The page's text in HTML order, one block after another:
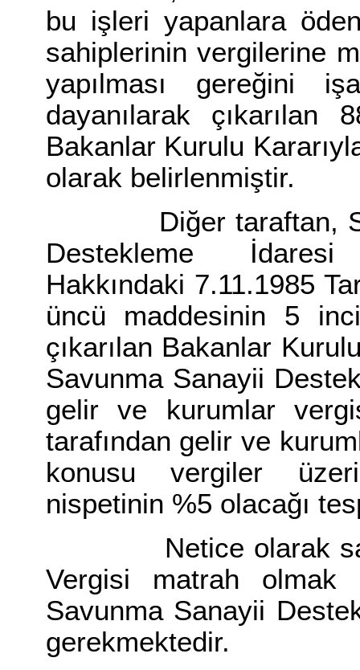
bu işleri yapanlara
sahiplerinin vergilerine
yapılması gereğini
dayanılarak çıkarılan
Bakanlar Kurulu
olarak belirlenmiştir.
Diğer taraftan,
Destekleme İdaresi
Hakkındaki 7.11.1985
üncü maddesinin 5
çıkarılan Bakanlar
Savunma Sanayii
gelir ve kurumlar
tarafından gelir ve
konusu vergiler
nispetinin %5 olacağı
Netice olarak sari
Vergisi matrah olmak
Savunma Sanayii
gerekmektedir.